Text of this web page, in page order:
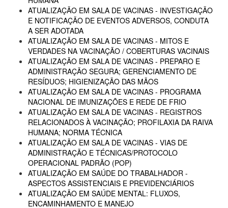
ATUALIZAÇÃO EM SALA DE VACINAS - INVESTIGAÇÃO
E NOTIFICAÇÃO DE EVENTOS ADVERSOS, CONDUTA
A SER ADOTADA
ATUALIZAÇÃO EM SALA DE VACINAS - MITOS E
VERDADES NA VACINAÇÃO / COBERTURAS VACINAIS
ATUALIZAÇÃO EM SALA DE VACINAS - PREPARO E
ADMINISTRAÇÃO SEGURA; GERENCIAMENTO DE
RESÍDUOS; HIGIENIZAÇÃO DAS MÃOS
ATUALIZAÇÃO EM SALA DE VACINAS - PROGRAMA
NACIONAL DE IMUNIZAÇÕES E REDE DE FRIO
ATUALIZAÇÃO EM SALA DE VACINAS - REGISTROS
RELACIONADOS À VACINAÇÃO; PROFILAXIA DA RAIVA
HUMANA; NORMA TÉCNICA
ATUALIZAÇÃO EM SALA DE VACINAS - VIAS DE
ADMINISTRAÇÃO E TÉCNICAS/PROTOCOLO
OPERACIONAL PADRÃO (POP)
ATUALIZAÇÃO EM SAÚDE DO TRABALHADOR -
ASPECTOS ASSISTENCIAIS E PREVIDENCIÁRIOS
ATUALIZAÇÃO EM SAÚDE MENTAL: FLUXOS,
ENCAMINHAMENTO E MANEJO